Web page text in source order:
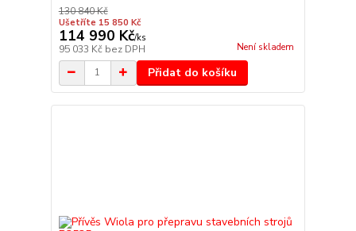
130 840 Kč
Ušetříte 15 850 Kč
114 990 Kč/ks
95 033 Kč bez DPH Není skladem
Přidat do košíku